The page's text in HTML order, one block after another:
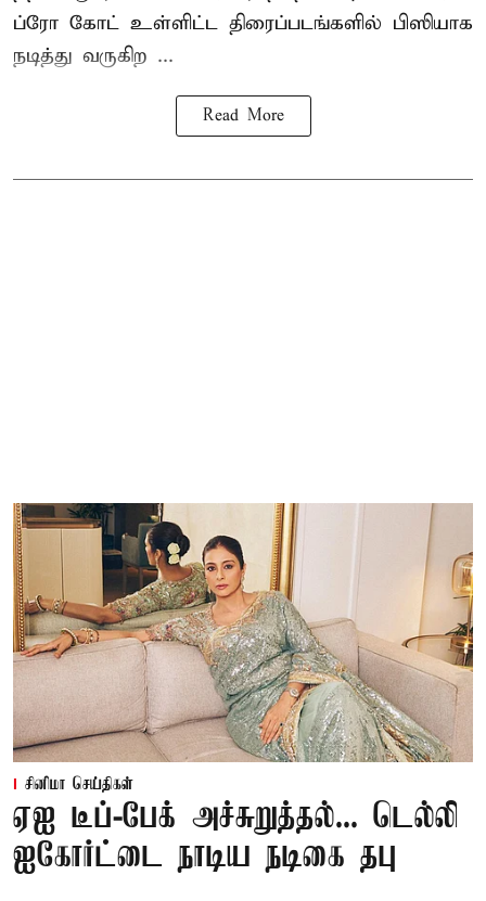
ப்ரோ கோட் உள்ளிட்ட திரைப்படங்களில் பிஸியாக
நடித்து வருகிற ...
Read More
சினிமா செய்திகள்
ஏஐ டீப்-பேக் அச்சுறுத்தல்... டெல்லி
ஐகோர்ட்டை நாடிய நடிகை தபு